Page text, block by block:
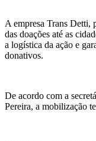
A empresa Trans Detti,
das doações até as
a logística da ação e
donativos.
De acordo com a
Pereira, a mobilização